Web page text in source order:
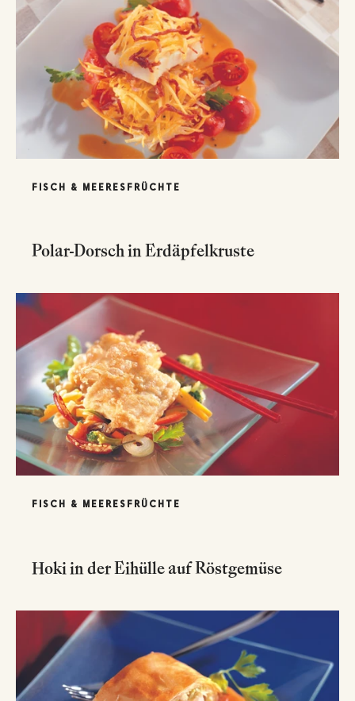
FISCH & MEERESFRÜCHTE
Polar-Dorsch in Erdäpfelkruste
FISCH & MEERESFRÜCHTE
Hoki in der Eihülle auf Röstgemüse